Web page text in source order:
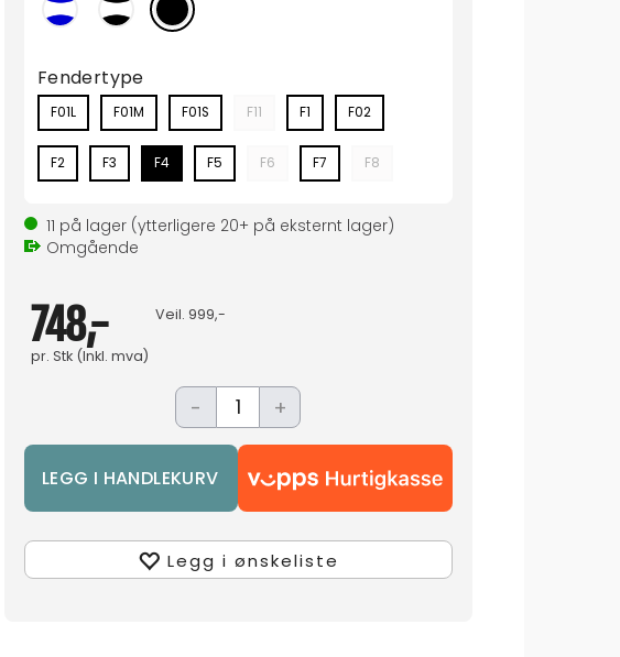
Fendertype
F01L F01M F01S F11 F1 F02
F2 F3 F4 F5 F6 F7 F8
11 på lager(ytterligere 20+ på eksternt lager)
Omgående
748,-
pr. Stk(Inkl. mva)
Veil. 999,-
- +
Legg i ønskeliste